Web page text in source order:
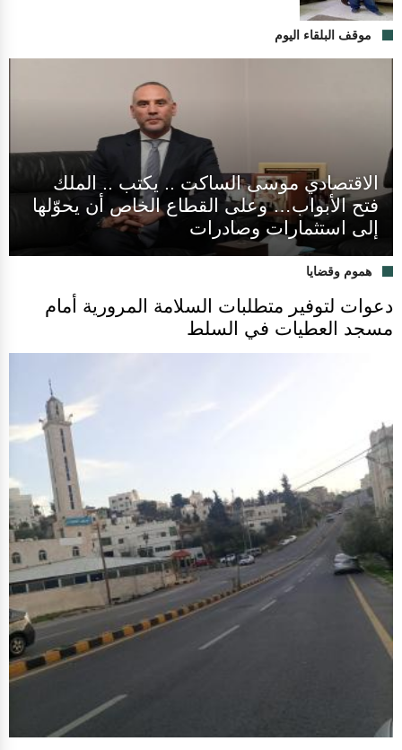
موقف البلقاء اليوم
الاقتصادي موسى الساكت .. يكتب .. الملك
فتح الأبواب… وعلى القطاع الخاص أن يحوّلها
إلى استثمارات وصادرات
هموم وقضايا
دعوات لتوفير متطلبات السلامة المرورية أمام
مسجد العطيات في السلط